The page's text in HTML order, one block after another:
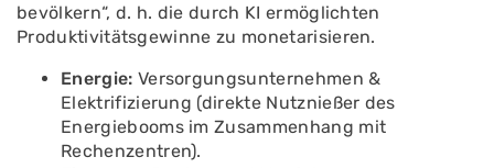
bevölkern“, d. h. die durch KI ermöglichten
Produktivitätsgewinne zu monetarisieren.
Energie: Versorgungsunternehmen &
Elektrifizierung (direkte Nutznießer des
Energiebooms im Zusammenhang mit
Rechenzentren).